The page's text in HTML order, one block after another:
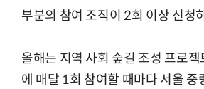
부분의 참여 조직이 2회 이상 신청
올해는 지역 사회 숲길 조성 프로
에 매달 1회 참여할 때마다 서울